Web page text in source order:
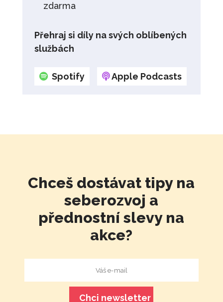
zdarma
Přehraj si díly na svých oblíbených
službách
Spotify Apple Podcasts
Chceš dostávat tipy na
seberozvoj a
přednostní slevy na
akce?